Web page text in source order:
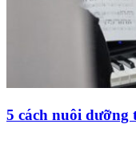
5 cách nuôi dưỡng